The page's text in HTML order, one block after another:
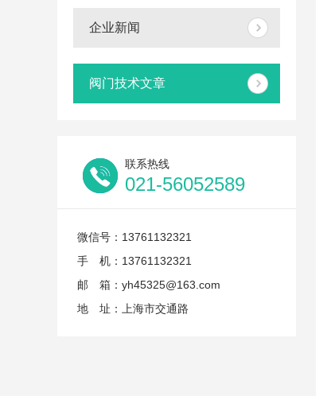
企业新闻
阀门技术文章
联系热线
021-56052589
微信号：13761132321
手 机：13761132321
邮 箱：yh45325@163.com
地 址：上海市交通路